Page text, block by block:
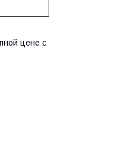
цене с